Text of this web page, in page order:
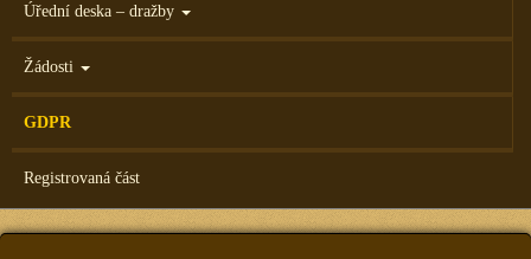
Úřední deska – dražby
Žádosti
GDPR
Registrovaná část